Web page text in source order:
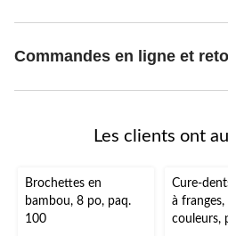
Commandes en ligne et
Les clients ont
Brochettes en
bambou, 8 po, paq.
100
Cure-
à
couleurs,